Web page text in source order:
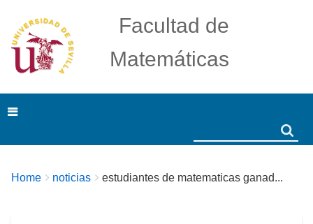
Facultad de
Matemáticas
Breadcrumbs
You
Home noticias estudiantes de matematicas ganad...